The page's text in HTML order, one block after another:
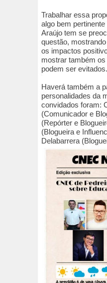
Trabalhar essa
algo bem
Araújo tem se
questão,
os impactos
mostrar também
podem ser evitados.
Haverá também a
personalidades da
convidados foram:
(Comunicador e
(Repórter e
(Blogueira e
Delabarrera